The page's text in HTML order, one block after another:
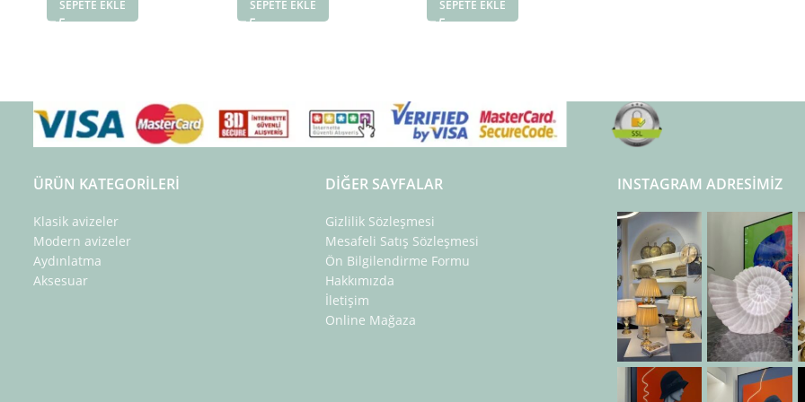
SEPETE EKLE SEPETE EKLE SEPETE EKLE
ÜRÜN KATEGORILERI
Klasik avizeler
Modern avizeler
Aydınlatma
Aksesuar
DIĞER SAYFALAR
Gizlilik Sözleşmesi
Mesafeli Satış Sözleşmesi
Ön Bilgilendirme Formu
Hakkımızda
İletişim
Online Mağaza
INSTAGRAM ADRESIMIZ